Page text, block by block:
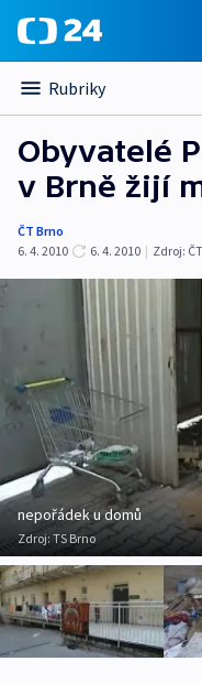
Rubriky
Obyvatelé
v Brně žijí
ČT Brno
6. 4. 2010
6. 4. 2010 | Zdroj:
nepořádek u domů
Zdroj: TS Brno